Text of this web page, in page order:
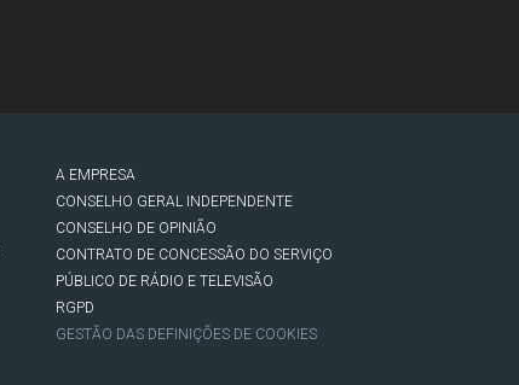
A EMPRESA
CONSELHO GERAL INDEPENDENTE
CONSELHO DE OPINIÃO
CONTRATO DE CONCESSÃO DO SERVIÇO
PÚBLICO DE RÁDIO E TELEVISÃO
RGPD
GESTÃO DAS DEFINIÇÕES DE COOKIES